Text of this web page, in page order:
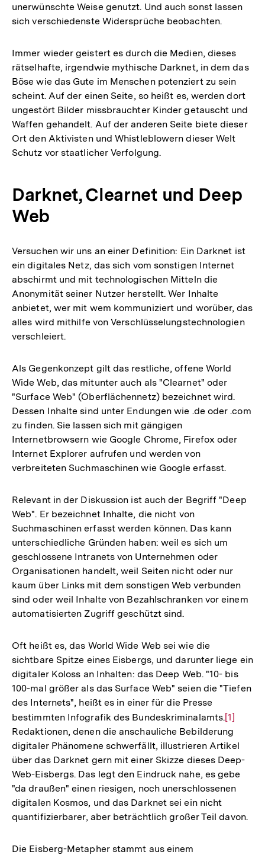
unerwünschte Weise genutzt. Und auch sonst lassen
sich verschiedenste Widersprüche beobachten.
Immer wieder geistert es durch die Medien, dieses
rätselhafte, irgendwie mythische Darknet, in dem das
Böse wie das Gute im Menschen potenziert zu sein
scheint. Auf der einen Seite, so heißt es, werden dort
ungestört Bilder missbrauchter Kinder getauscht und
Waffen gehandelt. Auf der anderen Seite biete dieser
Ort den Aktivisten und Whistleblowern dieser Welt
Schutz vor staatlicher Verfolgung.
Darknet, Clearnet und Deep
Web
Versuchen wir uns an einer Definition: Ein Darknet ist
ein digitales Netz, das sich vom sonstigen Internet
abschirmt und mit technologischen Mitteln die
Anonymität seiner Nutzer herstellt. Wer Inhalte
anbietet, wer mit wem kommuniziert und worüber, das
alles wird mithilfe von Verschlüsselungstechnologien
verschleiert.
Als Gegenkonzept gilt das restliche, offene World
Wide Web, das mitunter auch als "Clearnet" oder
"Surface Web" (Oberflächennetz) bezeichnet wird.
Dessen Inhalte sind unter Endungen wie .de oder .com
zu finden. Sie lassen sich mit gängigen
Internetbrowsern wie Google Chrome, Firefox oder
Internet Explorer aufrufen und werden von
verbreiteten Suchmaschinen wie Google erfasst.
Relevant in der Diskussion ist auch der Begriff "Deep
Web". Er bezeichnet Inhalte, die nicht von
Suchmaschinen erfasst werden können. Das kann
unterschiedliche Gründen haben: weil es sich um
geschlossene Intranets von Unternehmen oder
Organisationen handelt, weil Seiten nicht oder nur
kaum über Links mit dem sonstigen Web verbunden
sind oder weil Inhalte von Bezahlschranken vor einem
automatisierten Zugriff geschützt sind.
Oft heißt es, das World Wide Web sei wie die
sichtbare Spitze eines Eisbergs, und darunter liege ein
digitaler Koloss an Inhalten: das Deep Web. "10- bis
100-mal größer als das Surface Web" seien die "Tiefen
des Internets", heißt es in einer für die Presse
bestimmten Infografik des Bundeskriminalamts.Zur
der
Fußnote
[1]
Redaktionen, denen die anschauliche Bebilderung
digitaler Phänomene schwerfällt, illustrieren Artikel
über das Darknet gern mit einer Skizze dieses Deep-
Web-Eisbergs. Das legt den Eindruck nahe, es gebe
"da draußen" einen riesigen, noch unerschlossenen
digitalen Kosmos, und das Darknet sei ein nicht
quantifizierbarer, aber beträchtlich großer Teil davon.
Die Eisberg-Metapher stammt aus einem